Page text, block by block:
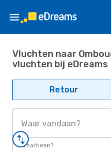
Vluchten naar
vluchten bij eDreams
Retour
Waar vandaan?
Waarheen?